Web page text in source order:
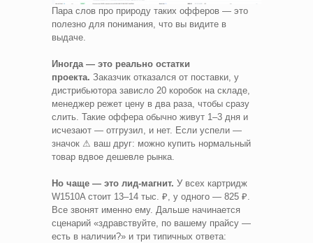
Пара слов про природу таких офферов — это
полезно для понимания, что вы видите в
выдаче.
Иногда — это реально остатки
проекта. Заказчик отказался от поставки, у
дистрибьютора зависло 20 коробок на складе,
менеджер режет цену в два раза, чтобы сразу
слить. Такие оффера обычно живут 1–3 дня и
исчезают — отгрузил, и нет. Если успели —
значок ⚠ ваш друг: можно купить нормальный
товар вдвое дешевле рынка.
Но чаще — это лид-магнит. У всех картридж
W1510A стоит 13–14 тыс. ₽, у одного — 825 ₽.
Все звонят именно ему. Дальше начинается
сценарий «здравствуйте, по вашему прайсу —
есть в наличии?» и три типичных ответа: